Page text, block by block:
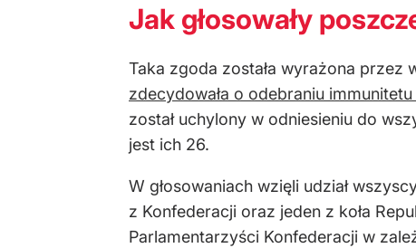
Jak głosowały
Taka zgoda została wyrażona przez
zdecydowała o odebraniu
został uchylony w odniesieniu do
jest ich 26.
W głosowaniach wzięli udział
z Konfederacji oraz jeden z koła
Parlamentarzyści Konfederacji w